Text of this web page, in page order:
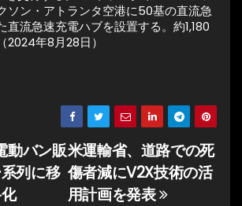
ソン・アトランタ空港に50基の直流急
直流急速充電ハブを設置する。約1,180
2024年8月28日）
米運輸省、道路での死
傷者減にV2X技術の活
用計画を発表
動バン販
列に移